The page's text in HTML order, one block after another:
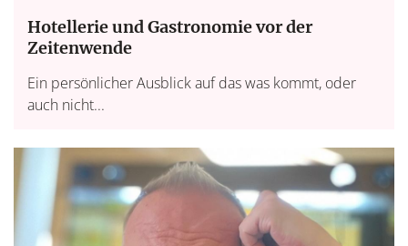
Hotellerie und Gastronomie vor der
Zeitenwende
Ein persönlicher Ausblick auf das was kommt, oder
auch nicht...